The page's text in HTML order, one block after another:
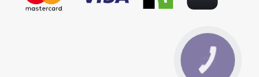
КНОПКА
ЗВ'ЯЗКУ